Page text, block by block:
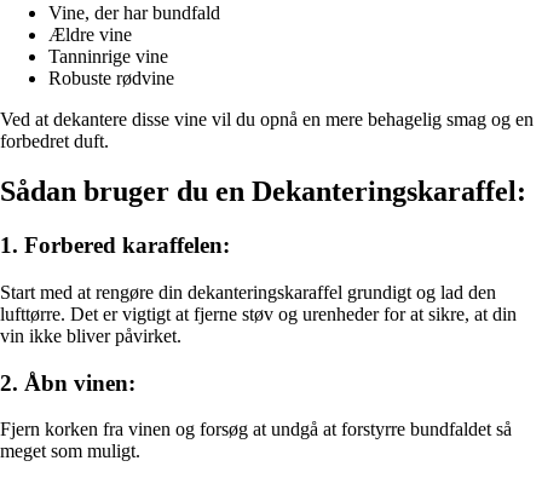
Vine, der har bundfald
Ældre vine
Tanninrige vine
Robuste rødvine
Ved at dekantere disse vine vil du opnå en mere behagelig smag og en
forbedret duft.
Sådan bruger du en Dekanteringskaraffel:
1. Forbered karaffelen:
Start med at rengøre din dekanteringskaraffel grundigt og lad den
lufttørre. Det er vigtigt at fjerne støv og urenheder for at sikre, at din
vin ikke bliver påvirket.
2. Åbn vinen:
Fjern korken fra vinen og forsøg at undgå at forstyrre bundfaldet så
meget som muligt.